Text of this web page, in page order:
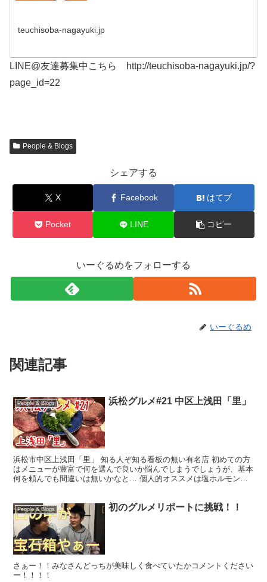
teuchisoba-nagayuki.jp
LINE@友達募集中こちら http://teuchisoba-nagayuki.jp/?
page_id=22
People & Blogs
シェアする
X Facebook はてブ
Pocket LINE コピー
いーぐるめをフォローする
いーぐるめ
関連記事
People & Blogs 浜松グルメ#21 中区上浅田「里」
浜松市中区上浅田「里」 知る人ぞ知る看板の無い有名店 初めての方
はメニューが豊富で何を選んで良いか悩んでしまうでしょうが、基本
何を頼んでも間違いは無いかなと… 個人的オススメは塩ホルモン、
People & Blogs 初のグルメリポートに挑戦！！
さぁー！！みなさんどっちが美味しく食べていたかコメントください
ー！！！！